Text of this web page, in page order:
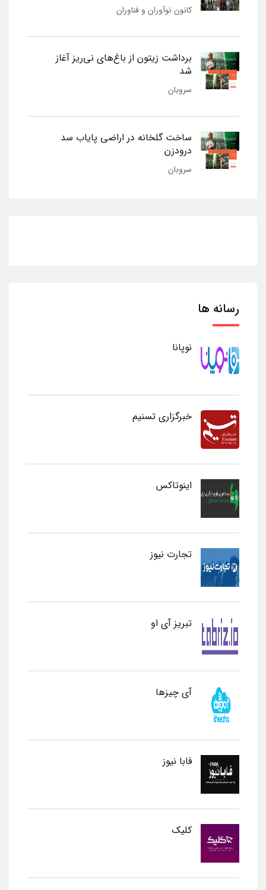
کانون نوآوران و فناوران
برداشت زیتون از باغ‌های نی‌ریز آغاز
شد
سروبان
ساخت گلخانه در اراضی پایاب سد
درودزن
سروبان
رسانه ها
نوپانا
خبرگزاری تسنیم
اینوتاکس
تجارت نیوز
تبریز آی او
آی چیزها
فابا نیوز
کلیک